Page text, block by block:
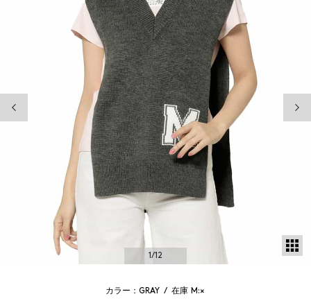
1/12
カラー：GRAY / 在庫 M:×